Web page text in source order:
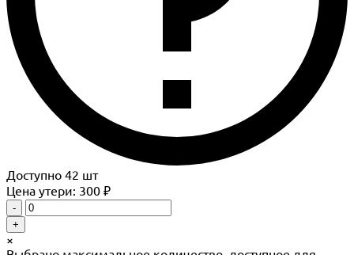
Доступно 42 шт
Цена утери: 300 ₽
-
+
×